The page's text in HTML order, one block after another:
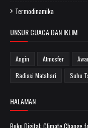
Termodinamika
UNSUR CUACA DAN IKLIM
Angin Atmosfer
Radiasi Matahari
Suhu
HALAMAN
Buku Digital: Climate Change